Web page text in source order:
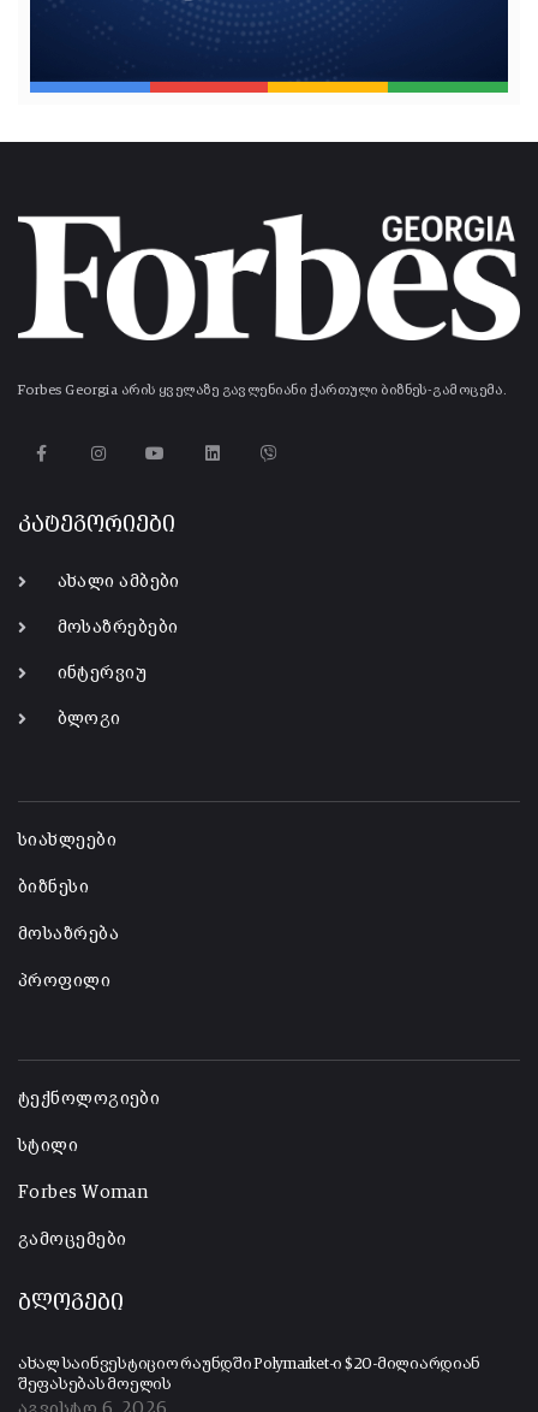
Forbes Georgia არის ყველაზე გავლენიანი ქართული ბიზნეს-გამოცემა.
კატეგორიები
ახალი ამბები
მოსაზრებები
ინტერვიუ
ბლოგი
სიახლეები
ბიზნესი
მოსაზრება
პროფილი
ტექნოლოგიები
სტილი
Forbes Woman
გამოცემები
ბლოგები
ახალ საინვესტიციო რაუნდში Polymarket-ი $20-მილიარდიან
შეფასებას მოელის